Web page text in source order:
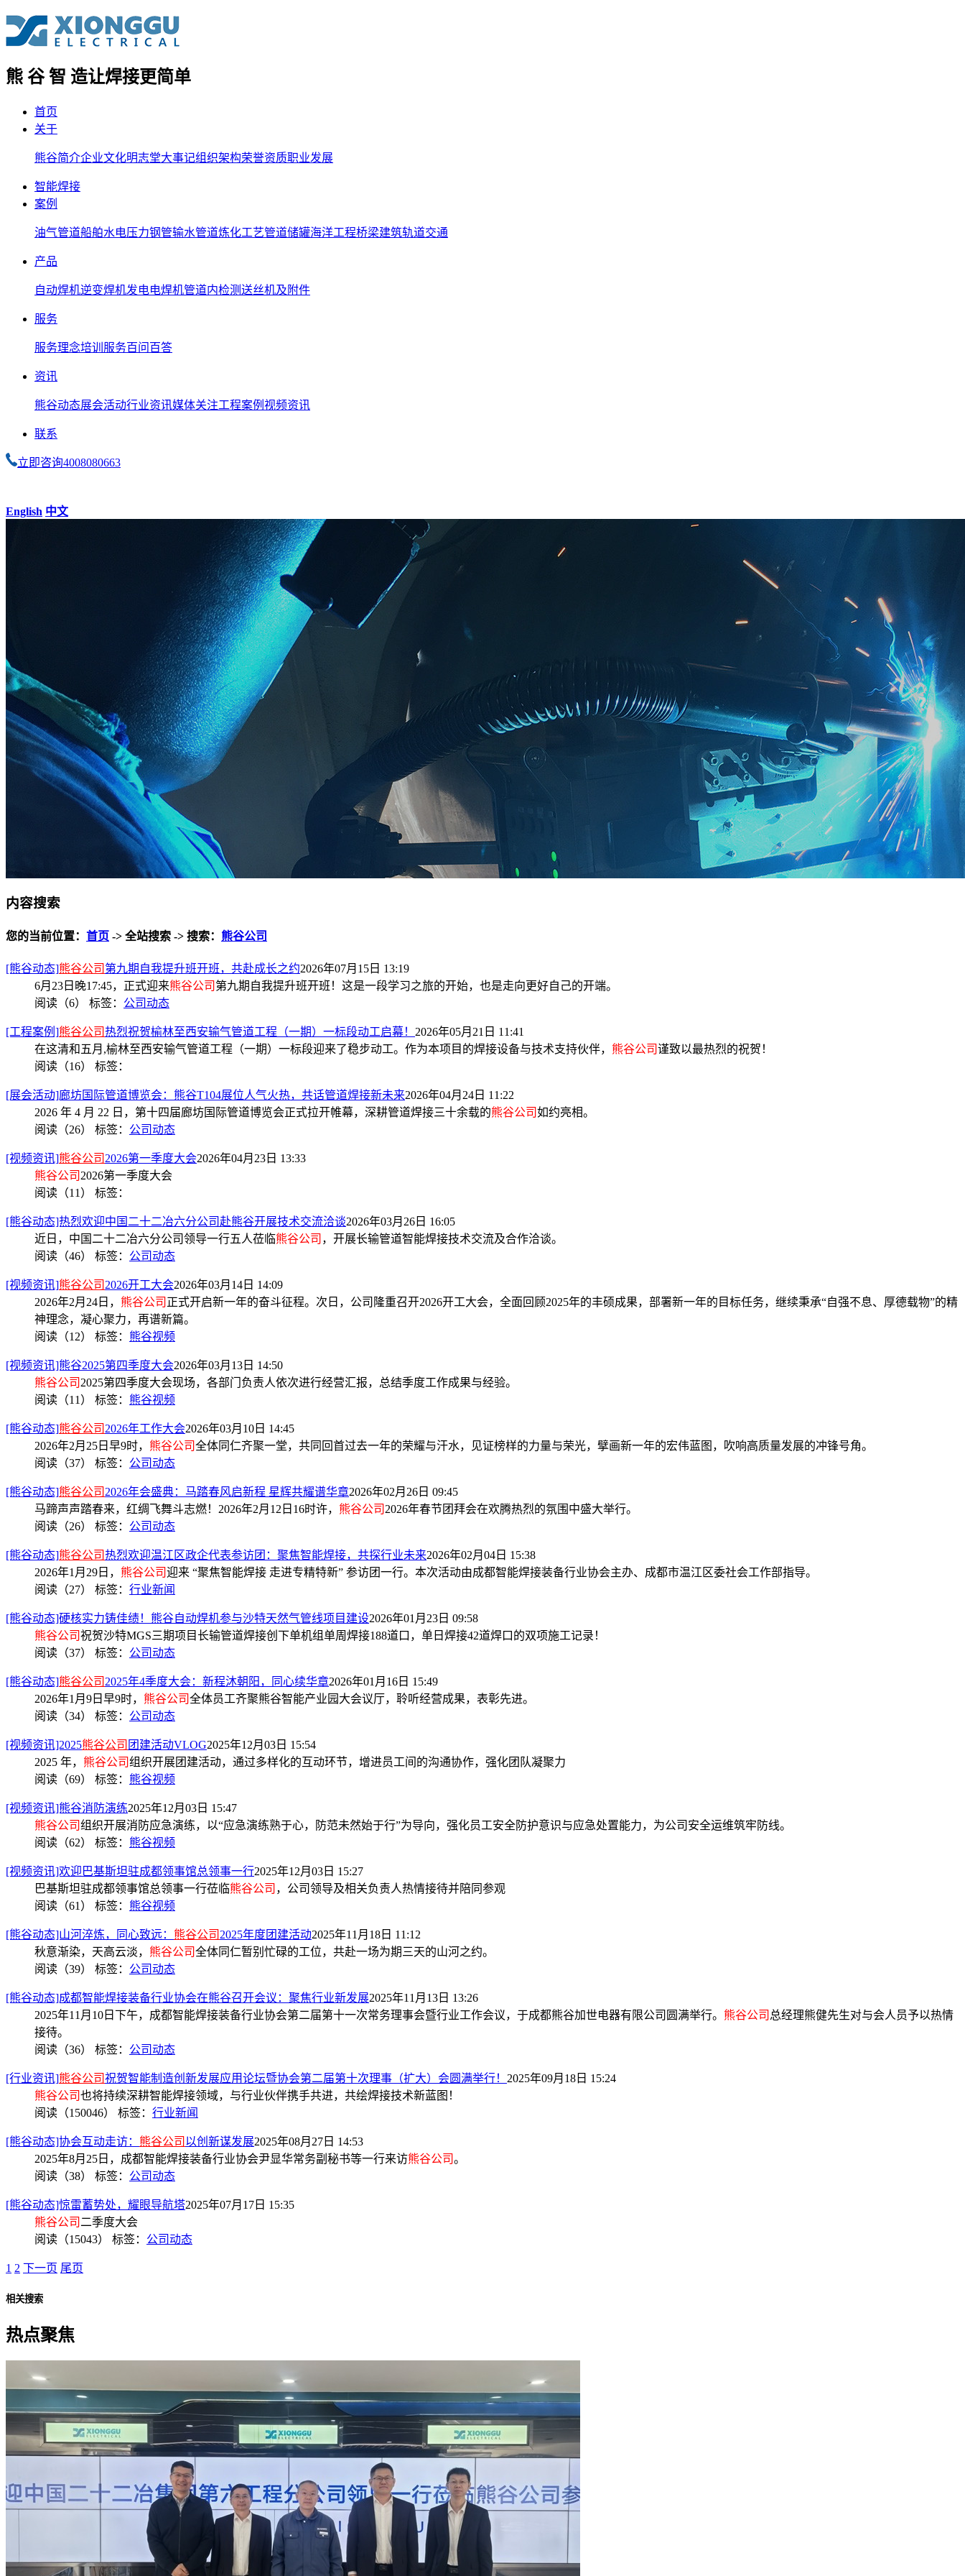
熊 谷 智 造让焊接更简单
首页
关于
熊谷简介企业文化明志堂大事记组织架构荣誉资质职业发展
智能焊接
案例
油气管道船舶水电压力钢管输水管道炼化工艺管道储罐海洋工程桥梁建筑轨道交通
产品
自动焊机逆变焊机发电电焊机管道内检测送丝机及附件
服务
服务理念培训服务百问百答
资讯
熊谷动态展会活动行业资讯媒体关注工程案例 视频资讯
联系
立即咨询4008080663
English 中文
内容搜索
您的当前位置： 首页 -> 全站搜索 -> 搜索： 熊谷公司
[熊谷动态]熊谷公司 第九期自我提升班开班，共赴成长之约2026年07月15日 13:19
6月23日晚17:45，正式迎来熊谷公司 第九期自我提升班开班！这是一段学习之旅的开始，也是走向更好自己的开端。
阅读（6） 标签： 公司动态
[工程案例]熊谷公司热烈祝贺榆林至西安输气管道工程（一期）一标段动工启幕！ 2026年05月21日 11:41
在这清和五月,榆林至西安输气管道工程（一期）一标段迎来了稳步动工。作为本项目的焊接设备与技术支持伙伴， 熊谷公司谨致以最热烈的祝贺！
阅读（16） 标签：
[展会活动]廊坊国际管道博览会：熊谷T104展位人气火热，共话管道焊接新未来2026年04月24日 11:22
2026 年 4 月 22 日，第十四届廊坊国际管道博览会正式拉开帷幕，深耕管道焊接三十余载的熊谷公司如约亮相。
阅读（26） 标签： 公司动态
[视频资讯]熊谷公司 2026第一季度大会2026年04月23日 13:33
熊谷公司 2026第一季度大会
阅读（11） 标签：
[熊谷动态]热烈欢迎中国二十二冶六分公司赴熊谷开展技术交流洽谈2026年03月26日 16:05
近日，中国二十二冶六分公司领导一行五人莅临熊谷公司 ，开展长输管道智能焊接技术交流及合作洽谈。
阅读（46） 标签： 公司动态
[视频资讯]熊谷公司 2026开工大会2026年03月14日 14:09
2026年2月24日， 熊谷公司 正式开启新一年的奋斗征程。次日，公司隆重召开2026开工大会，全面回顾2025年的丰硕成果，部署新一年的目标任务，继续秉承“自强不息、厚德载物”的精
神理念，凝心聚力，再谱新篇。
阅读（12） 标签： 熊谷视频
[视频资讯]熊谷2025第四季度大会2026年03月13日 14:50
熊谷公司 2025第四季度大会现场，各部门负责人依次进行经营汇报，总结季度工作成果与经验。
阅读（11） 标签： 熊谷视频
[熊谷动态]熊谷公司 2026年工作大会2026年03月10日 14:45
2026年2月25日早9时， 熊谷公司全体同仁齐聚一堂，共同回首过去一年的荣耀与汗水，见证榜样的力量与荣光，擘画新一年的宏伟蓝图，吹响高质量发展的冲锋号角。
阅读（37） 标签： 公司动态
[熊谷动态]熊谷公司 2026年会盛典：马踏春风启新程 星辉共耀谱华章2026年02月26日 09:45
马蹄声声踏春来，红绸飞舞斗志燃！2026年2月12日16时许， 熊谷公司 2026年春节团拜会在欢腾热烈的氛围中盛大举行。
阅读（26） 标签： 公司动态
[熊谷动态]熊谷公司热烈欢迎温江区政企代表参访团：聚焦智能焊接，共探行业未来2026年02月04日 15:38
2026年1月29日， 熊谷公司迎来 “聚焦智能焊接 走进专精特新” 参访团一行。本次活动由成都智能焊接装备行业协会主办、成都市温江区委社会工作部指导。
阅读（27） 标签： 行业新闻
[熊谷动态]硬核实力铸佳绩！熊谷自动焊机参与沙特天然气管线项目建设2026年01月23日 09:58
熊谷公司祝贺沙特MGS三期项目长输管道焊接创下单机组单周焊接188道口，单日焊接42道焊口的双项施工记录！
阅读（37） 标签： 公司动态
[熊谷动态]熊谷公司 2025年4季度大会：新程沐朝阳，同心续华章2026年01月16日 15:49
2026年1月9日早9时， 熊谷公司全体员工齐聚熊谷智能产业园大会议厅，聆听经营成果，表彰先进。
阅读（34） 标签： 公司动态
[视频资讯]2025熊谷公司 团建活动VLOG2025年12月03日 15:54
2025 年， 熊谷公司组织开展团建活动，通过多样化的互动环节，增进员工间的沟通协作，强化团队凝聚力
阅读（69） 标签： 熊谷视频
[视频资讯]熊谷消防演练2025年12月03日 15:47
熊谷公司组织开展消防应急演练，以“应急演练熟于心，防范未然始于行”为导向，强化员工安全防护意识与应急处置能力，为公司安全运维筑牢防线。
阅读（62） 标签： 熊谷视频
[视频资讯]欢迎巴基斯坦驻成都领事馆总领事一行2025年12月03日 15:27
巴基斯坦驻成都领事馆总领事一行莅临熊谷公司 ，公司领导及相关负责人热情接待并陪同参观
阅读（61） 标签： 熊谷视频
[熊谷动态]山河淬炼，同心致远： 熊谷公司 2025年度团建活动2025年11月18日 11:12
秋意渐染，天高云淡， 熊谷公司全体同仁暂别忙碌的工位，共赴一场为期三天的山河之约。
阅读（39） 标签： 公司动态
[熊谷动态]成都智能焊接装备行业协会在熊谷召开会议：聚焦行业新发展2025年11月13日 13:26
2025年11月10日下午，成都智能焊接装备行业协会第二届第十一次常务理事会暨行业工作会议，于成都熊谷加世电器有限公司圆满举行。 熊谷公司 总经理熊健先生对与会人员予以热情
接待。
阅读（36） 标签： 公司动态
[行业资讯]熊谷公司祝贺智能制造创新发展应用论坛暨协会第二届第十次理事（扩大）会圆满举行！ 2025年09月18日 15:24
熊谷公司也将持续深耕智能焊接领域，与行业伙伴携手共进，共绘焊接技术新蓝图！
阅读（150046） 标签： 行业新闻
[熊谷动态]协会互动走访： 熊谷公司 以创新谋发展2025年08月27日 14:53
2025年8月25日，成都智能焊接装备行业协会尹显华常务副秘书等一行来访熊谷公司。
阅读（38） 标签： 公司动态
[熊谷动态]惊雷蓄势处，耀眼导航塔2025年07月17日 15:35
熊谷公司 二季度大会
阅读（15043） 标签： 公司动态
1 2 下一页 尾页
相关搜索
热点聚焦